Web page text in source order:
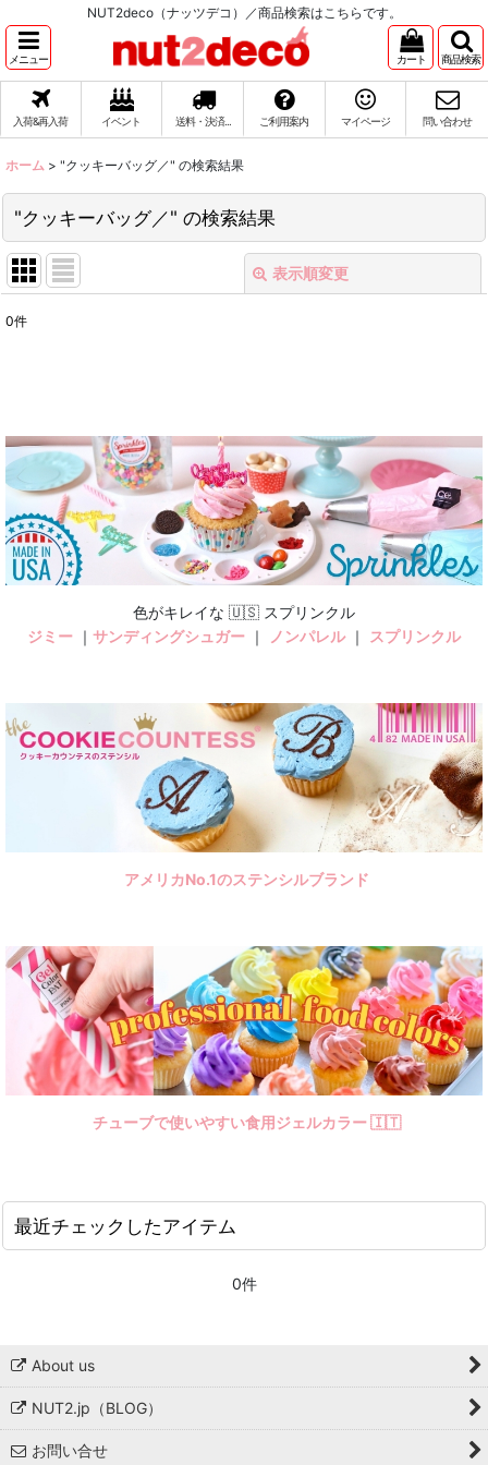
NUT2deco（ナッツデコ）／商品検索はこちらです。
メニュー カート 商品検索
入荷&再入荷 イベント 送料・決済... ご利用案内 マイページ 問い合わせ
ホーム > "クッキーバッグ／" の検索結果
"クッキーバッグ／" の検索結果
表示順変更
商品検索
在庫あり
並び順:
絞り込む
0件
色がキレイな 🇺🇸 スプリンクル
ジミー ｜ サンディングシュガー ｜ ノンパレル｜ スプリンクル
アメリカNo.1のステンシルブランド
チューブで使いやすい食用ジェルカラー 🇮🇹
最近チェックしたアイテム
0件
About us
NUT2.jp（BLOG）
お問い合せ